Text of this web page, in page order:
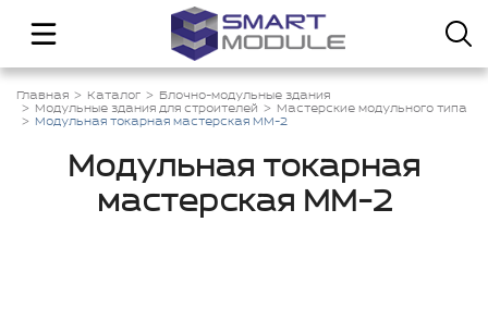
Главная Каталог
Блочно-модульные здания
Модульные здания для строителей
Мастерские модульного типа
Модульная токарная мастерская ММ-2
Модульная токарная
мастерская ММ-2